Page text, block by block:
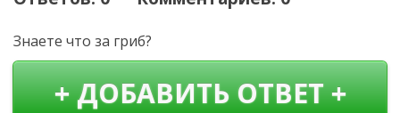
Знаете что за гриб?
+ ДОБАВИТЬ ОТВЕТ +